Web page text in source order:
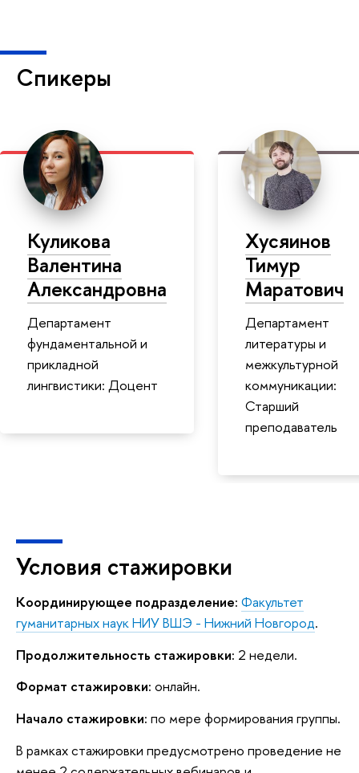
Спикеры
Куликова
Валентина
Александровна
Департамент
фундаментальной и
прикладной
лингвистики: Доцент
Хусяинов
Тимур
Маратович
Департамент
литературы и
межкультурной
коммуникации:
Старший
преподаватель
Условия стажировки
Координирующее подразделение: Факультет
гуманитарных наук НИУ ВШЭ - Нижний Новгород.
Продолжительность стажировки: 2 недели.
Формат стажировки: онлайн.
Начало стажировки: по мере формирования группы.
В рамках стажировки предусмотрено проведение не